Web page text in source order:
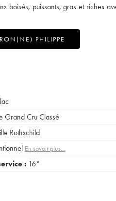
boisés, puissants, gras et riches
PHILIPPE
Grand Cru Classé
Rothschild
En savoir plus...
: 16°